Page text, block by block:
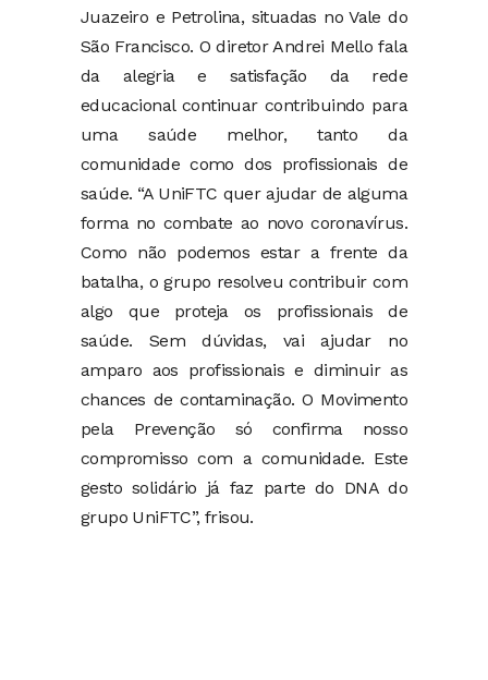
Juazeiro e Petrolina, situadas no Vale do
São Francisco. O diretor Andrei Mello fala
da alegria e satisfação da rede
educacional continuar contribuindo para
uma saúde melhor, tanto da
comunidade como dos profissionais de
saúde. “A UniFTC quer ajudar de alguma
forma no combate ao novo coronavírus.
Como não podemos estar a frente da
batalha, o grupo resolveu contribuir com
algo que proteja os profissionais de
saúde. Sem dúvidas, vai ajudar no
amparo aos profissionais e diminuir as
chances de contaminação. O Movimento
pela Prevenção só confirma nosso
compromisso com a comunidade. Este
gesto solidário já faz parte do DNA do
grupo UniFTC”, frisou.